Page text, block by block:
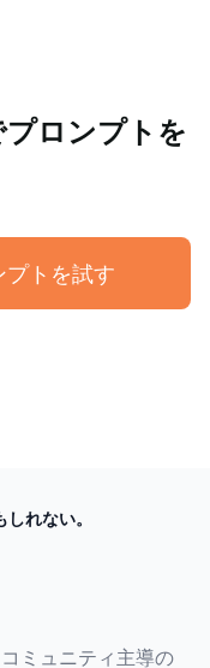
ロンプトを
トを試す
れない。
ミュニティ主導の